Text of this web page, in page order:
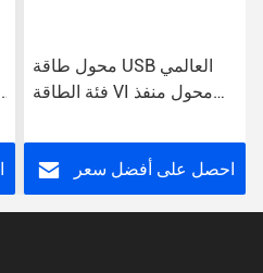
محول طاقة USB العالمي
فئة الطاقة VI محول منفذ
احصل على أفضل سعر